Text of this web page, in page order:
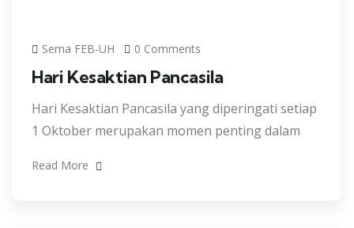
Sema FEB-UH 0 Comments
Hari Kesaktian Pancasila
Hari Kesaktian Pancasila yang diperingati setiap
1 Oktober merupakan momen penting dalam
Read More